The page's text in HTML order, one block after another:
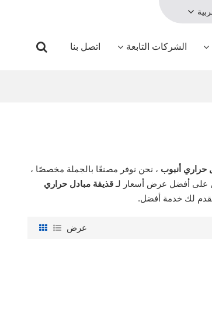
الشركات التابعة اتصل بنا
حراري أنبوب ، نحن نوفر مصنعًا بالجملة مخصصًا ،
على أفضل عرض أسعار لـ قذيفة مبادل حراري
لك خدمة أفضل.
عرض